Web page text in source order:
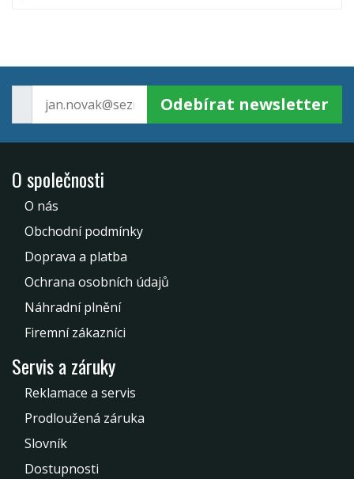
Odebírat newsletter
O společnosti
O nás
Obchodní podmínky
Doprava a platba
Ochrana osobních údajů
Náhradní plnění
Firemní zákazníci
Servis a záruky
Reklamace a servis
Prodloužená záruka
Slovník
Dostupnosti